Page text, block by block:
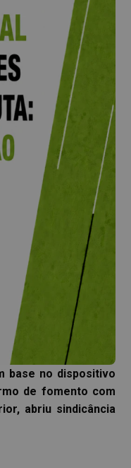
base no dispositivo
de fomento com
abriu sindicância